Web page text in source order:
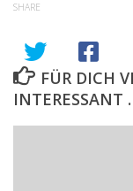
SHARE
FÜR DICH
INTERESSANT